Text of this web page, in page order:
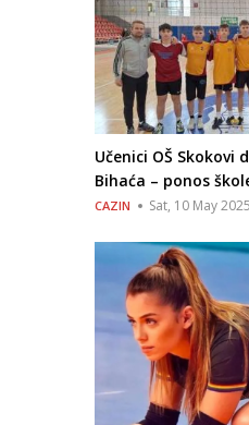
Učenici OŠ Skokovi
Bihaća – ponos
CAZIN Sat, 10 May